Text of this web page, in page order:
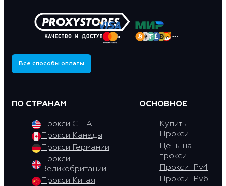
Все способы оплаты
ПО СТРАНАМ
Прокси США
Прокси Канады
Прокси Германии
Прокси
Великобритании
Прокси Китая
ОСНОВНОЕ
Купить
Прокси
Цены на
прокси
Прокси IPv4
Прокси IPv6